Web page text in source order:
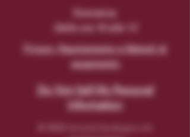
Domenica
Dalle ore 10 alle 13
Privacy, Regolamento e Metodi di
pagamento
Do Not Sell My Personal
Information